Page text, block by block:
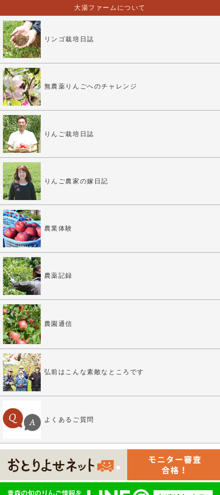
大湯ファームについて
リンゴ栽培日誌
無農薬りんごへのチャレンジ
りんご栽培日誌
りんご農家の嫁日記
農業体験
農薬記録
農園通信
弘前はこんな素敵なところです
よくあるご質問